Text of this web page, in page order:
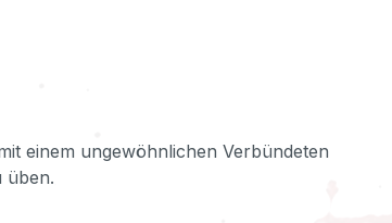
einem ungewöhnlichen Verbündeten
üben.